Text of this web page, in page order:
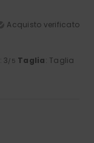
Acquisto verificato
: 3/5 Taglia: Taglia